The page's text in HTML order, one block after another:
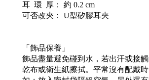
耳 環 厚： 約 0.2 cm
可否改夾： U型矽膠耳夾
「飾品保養」
飾品盡量避免碰到水，若出汗或接
乾布或衛生紙擦拭。平常沒有配戴